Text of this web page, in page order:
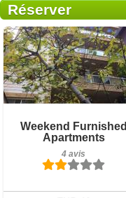
Réserver
Weekend Furnished
Apartments
4 avis
Petit-déjeuner inclus
4 avis
Détails